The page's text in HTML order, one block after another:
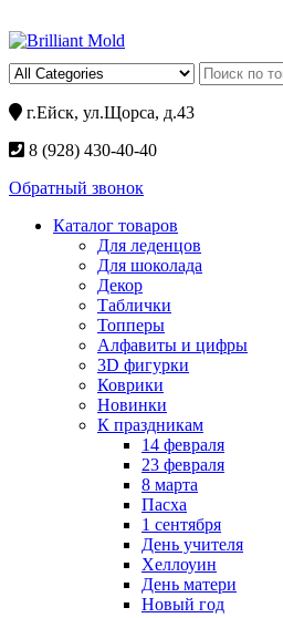
г.Ейск, ул.Щорса, д.43
8 (928) 430-40-40
Обратный звонок
Каталог товаров
Для леденцов
Для шоколада
Декор
Таблички
Топперы
Алфавиты и цифры
3D фигурки
Коврики
Новинки
К праздникам
14 февраля
23 февраля
8 марта
Пасха
1 сентября
День учителя
Хеллоуин
День матери
Новый год